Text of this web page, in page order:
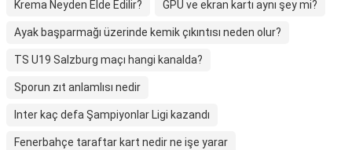
Krema Neyden Elde Edilir? GPU ve ekran kartı aynı şey mi?
Ayak başparmağı üzerinde kemik çıkıntısı neden olur?
TS U19 Salzburg maçı hangi kanalda?
Sporun zıt anlamlısı nedir
Inter kaç defa Şampiyonlar Ligi kazandı
Fenerbahçe taraftar kart nedir ne işe yarar